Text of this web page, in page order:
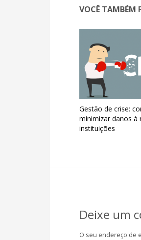
VOCÊ TAMBÉM
Gestão de crise:
minimizar danos à
instituições
Deixe um
O seu endereço de